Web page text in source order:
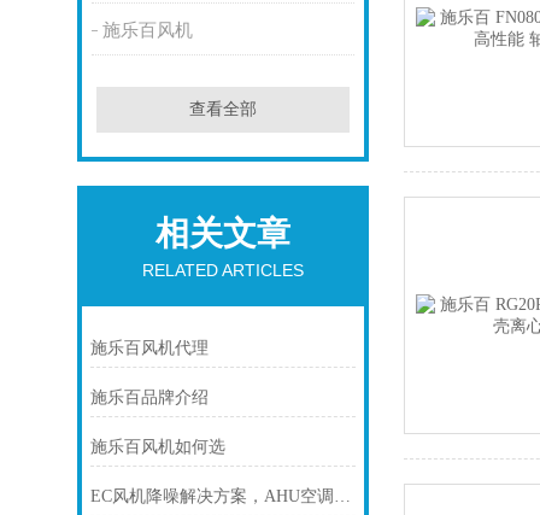
施乐百风机
查看全部
相关文章
RELATED ARTICLES
施乐百风机代理
施乐百品牌介绍
施乐百风机如何选
EC风机降噪解决方案，AHU空调机组噪音大怎么办？